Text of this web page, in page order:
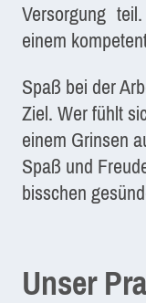
Versorgung
einem
Spaß bei der
Ziel. Wer fühlt
einem Grinsen
Spaß und
bisschen
Unser